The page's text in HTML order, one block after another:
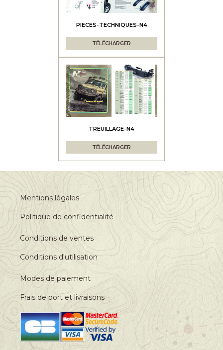
PIECES-TECHNIQUES-N4
TÉLÉCHARGER
TREUILLAGE-N4
TÉLÉCHARGER
Mentions légales
Politique de confidentialité
Conditions de ventes
Conditions d'utilisation
Modes de paiement
Frais de port et livraisons